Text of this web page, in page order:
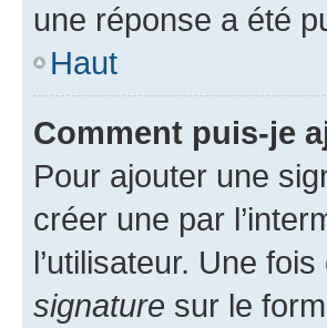
une réponse a été
Haut
Comment puis-je
Pour ajouter une
créer une par
l’utilisateur. Une
signature sur le